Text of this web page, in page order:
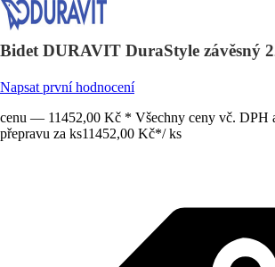
Bidet DURAVIT DuraStyle závěsný
Napsat první hodnocení
cenu — 11452,00 Kč * Všechny ceny vč. DPH
přepravu za ks11452,00 Kč*/ ks